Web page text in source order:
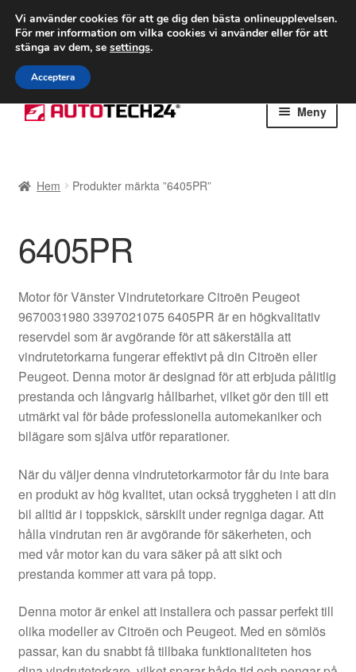
FRAKT från 75 kr
Världsomspännande frakt
Ring 766 924 713
Hoppa
till
Hoppa
till
Meny
Betalningar
Integritetspolicy
Kolla upp
Kontakt
Mitt konto
Reklamationsprocedur
Transport
Vagn
Världsomspännande frakt
Villkor
Hem Produkter märkta ”6405PR”
6405PR
Motor för Vänster Vindrutetorkare Citroën Peugeot
9670031980 3397021075 6405PR är en högkvalitativ
reservdel som är avgörande för att säkerställa att
vindrutetorkarna fungerar effektivt på din Citroën eller
Peugeot. Denna motor är designad för att erbjuda pålitlig
prestanda och långvarig hållbarhet, vilket gör den till ett
utmärkt val för både professionella automekaniker och
bilägare som själva utför reparationer.
När du väljer denna vindrutetorkarmotor får du inte bara
en produkt av hög kvalitet, utan också tryggheten i att din
bil alltid är i toppskick, särskilt under regniga dagar. Att
hålla vindrutan ren är avgörande för säkerheten, och
med vår motor kan du vara säker på att sikt och
prestanda kommer att vara på topp.
Denna motor är enkel att installera och passar perfekt till
olika modeller av Citroën och Peugeot. Med en sömlös
passar, kan du snabbt få tillbaka funktionaliteten hos
Vi använder cookies för att ge dig den bästa onlineupplevelsen.
För mer information om vilka cookies vi använder eller för att
stänga av dem, se settings.
Acceptera